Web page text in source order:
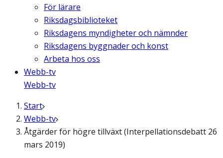
För lärare
Riksdagsbiblioteket
Riksdagens myndigheter och nämnder
Riksdagens byggnader och konst
Arbeta hos oss
Webb-tv
Webb-tv
Start
Webb-tv
Åtgärder för högre tillväxt (Interpellationsdebatt 26
mars 2019)